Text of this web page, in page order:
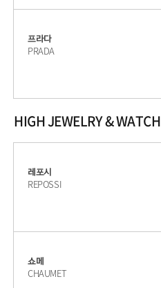
프라다
PRADA
HIGH JEWELRY & WATCH
레포시
REPOSSI
쇼메
CHAUMET